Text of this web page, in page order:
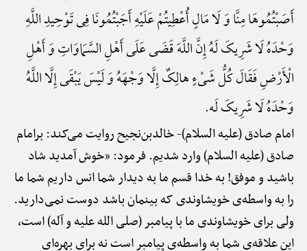
أَصَبْتُمُوهَا مِنَّا وَ لَا مَالٍ أُعْطِیتُمْ عَلَیْهِ أَجَبْتُمُونَا فِی تَوْحِیدِ اللَّهِ
وَحْدَهُ لَا شَرِیکَ لَهُ إِنَّ اللَّهَ قَضَی عَلَی أَهْلِ السَّمَاوَاتِ وَ أَهْلِ
الْأَرْضِ فَقَالَ کُلُّ شَیْءٍ هالِکٌ إِلَّا وَجْهَهُ وَ لَیْسَ یَبْقَی إِلَّا اللَّهُ
وَحْدَهُ لَا شَرِیکَ لَه.
امام صادق (علیه السلام)-خالدبن‌نجیح روایت می‌کند: برامام
صادق (علیه السلام) وارد شدیم. فرمود: «خوش آمدید شاد
باشید و موفق! به خدا قسم ما به دیدار شما انس داریم شما ما
را به واسطه‌ی خویشاوندی که بینمان باشد دوست نمی‌دارید.
ولی برای خویشاوندی ما با پیامبر (صلی الله علیه و آله) است،
این علاقه‌ی شما به واسطه‌ی پیامبر است نه برای بهره‌ای